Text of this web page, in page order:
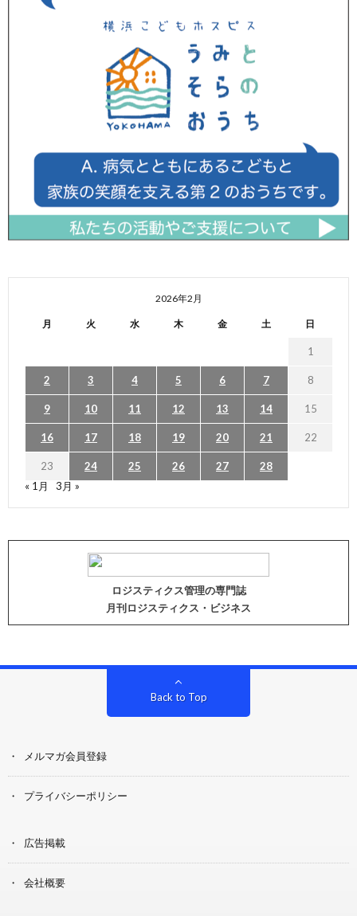
2026年2月
月 火 水 木 金 土 日
1
2 3 4 5 6 7 8
9 10 11 12 13 14 15
16 17 18 19 20 21 22
23 24 25 26 27
28
« 1月
3月 »
ロジスティクス管理の専門誌
月刊ロジスティクス・ビジネス
Back to Top
メルマガ会員登録
プライバシーポリシー
広告掲載
会社概要